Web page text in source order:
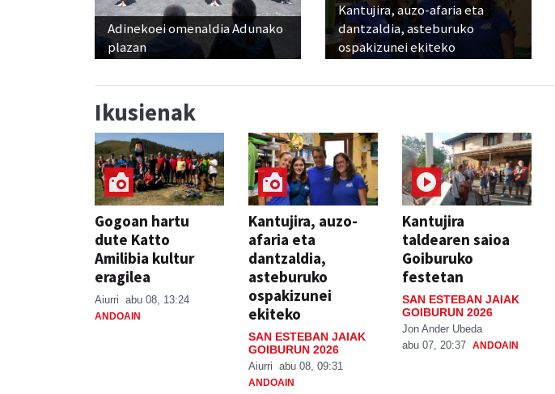
Adinekoei omenaldia Adunako
plazan
Kantujira, auzo-afaria eta
dantzaldia, asteburuko
ospakizunei ekiteko
Ikusienak
Gogoan hartu
dute Katto
Amilibia kultur
eragilea
Aiurri abu 08, 13:24
ANDOAIN
Kantujira, auzo-
afaria eta
dantzaldia,
asteburuko
ospakizunei
ekiteko
SAN ESTEBAN JAIAK
GOIBURUN 2026
Aiurri abu 08, 09:31
ANDOAIN
Kantujira
taldearen saioa
Goiburuko
festetan
SAN ESTEBAN JAIAK
GOIBURUN 2026
Jon Ander Ubeda
abu 07, 20:37 ANDOAIN